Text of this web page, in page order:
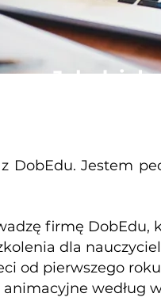
Jak
DobEdu. Jestem
firmę DobEdu,
dla
od pierwszego
według